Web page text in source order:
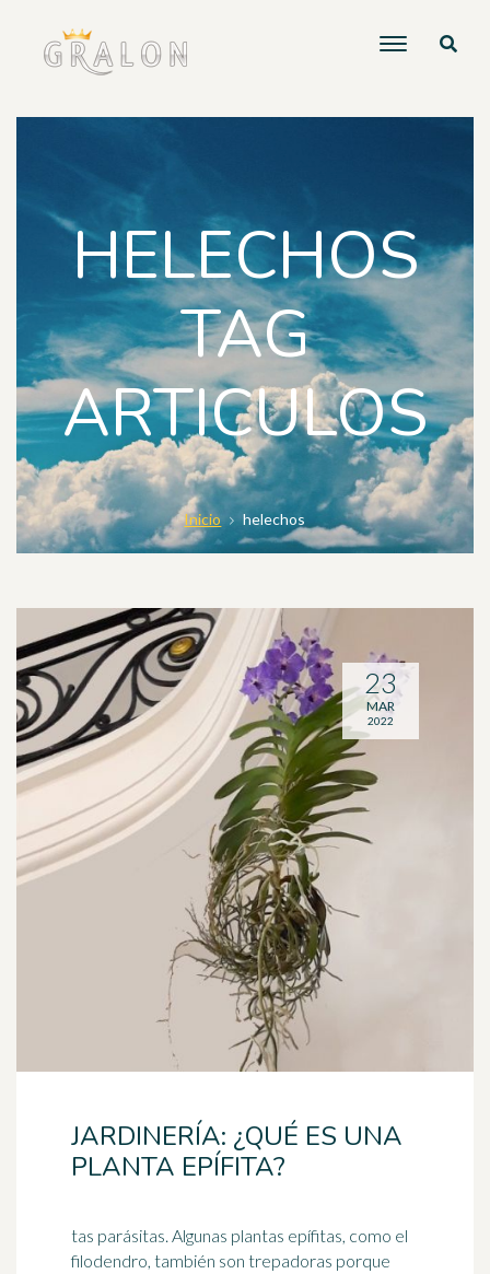
HELECHOS
TAG
ARTICULOS
Inicio helechos
JARDINERÍA: ¿QUÉ ES UNA
PLANTA EPÍFITA?
tas parásitas. Algunas plantas epífitas, como el
filodendro, también son trepadoras porque
23
MAR
2022